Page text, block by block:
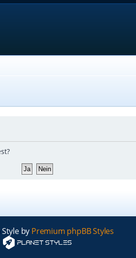
by Premium phpBB Styles